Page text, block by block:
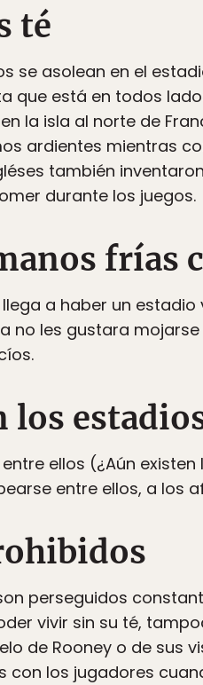
té
se asolean en el
que está en todos
la isla al norte de
ardientes mientras
también
durante los juegos.
frías
llega a haber un
no les gustara
los
ellos (¿Aún existen
entre ellos, a los
perseguidos
vivir sin su té,
de Rooney o de sus
los jugadores